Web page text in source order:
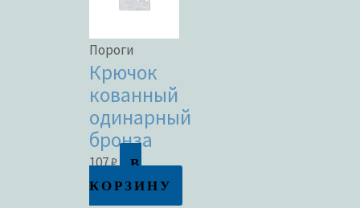
Пороги
Крючок
кованный
одинарный
бронза
107₽
В
КОРЗИНУ